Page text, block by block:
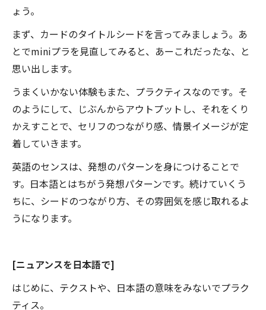
ょう。
まず、カードのタイトルシードを言ってみましょう。あ
とでminiプラを見直してみると、あーこれだったな、と
思い出します。
うまくいかない体験もまた、プラクティスなのです。そ
のようにして、じぶんからアウトプットし、それをくり
かえすことで、セリフのつながり感、情景イメージが定
着していきます。
英語のセンスは、発想のパターンを身につけることで
す。日本語とはちがう発想パターンです。続けていくう
ちに、シードのつながり方、その雰囲気を感じ取れるよ
うになります。
[ニュアンスを日本語で]
はじめに、テクストや、日本語の意味をみないでプラク
ティス。